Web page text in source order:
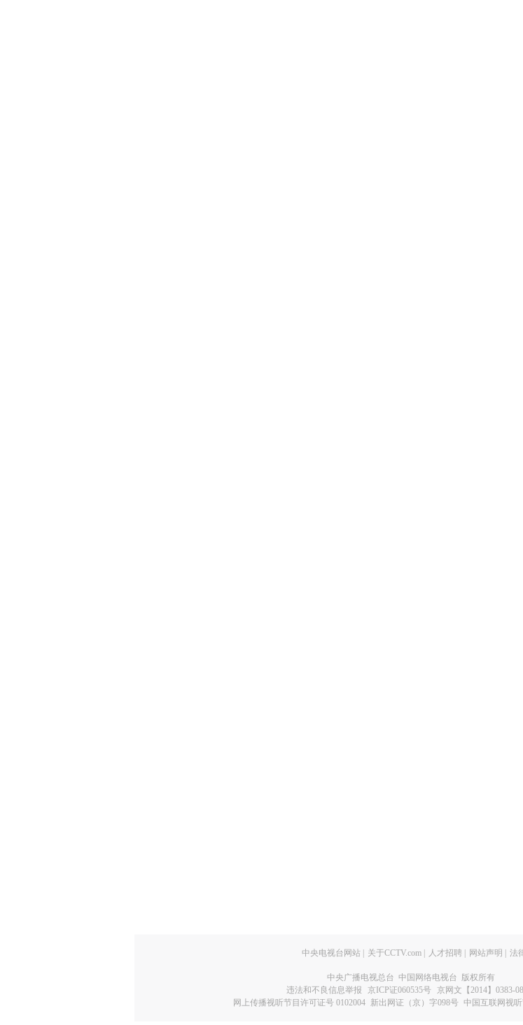
中央电视台网站 关于CCTV.com 人才招聘 网站声明 法
中央广播电视总台 中国网络电视台 版权所有
违法和不良信息举报
京ICP证060535号
京网文【2014】0383-
网上传播视听节目许可证号 0102004 新出网证（京）字098号 中国互联网视